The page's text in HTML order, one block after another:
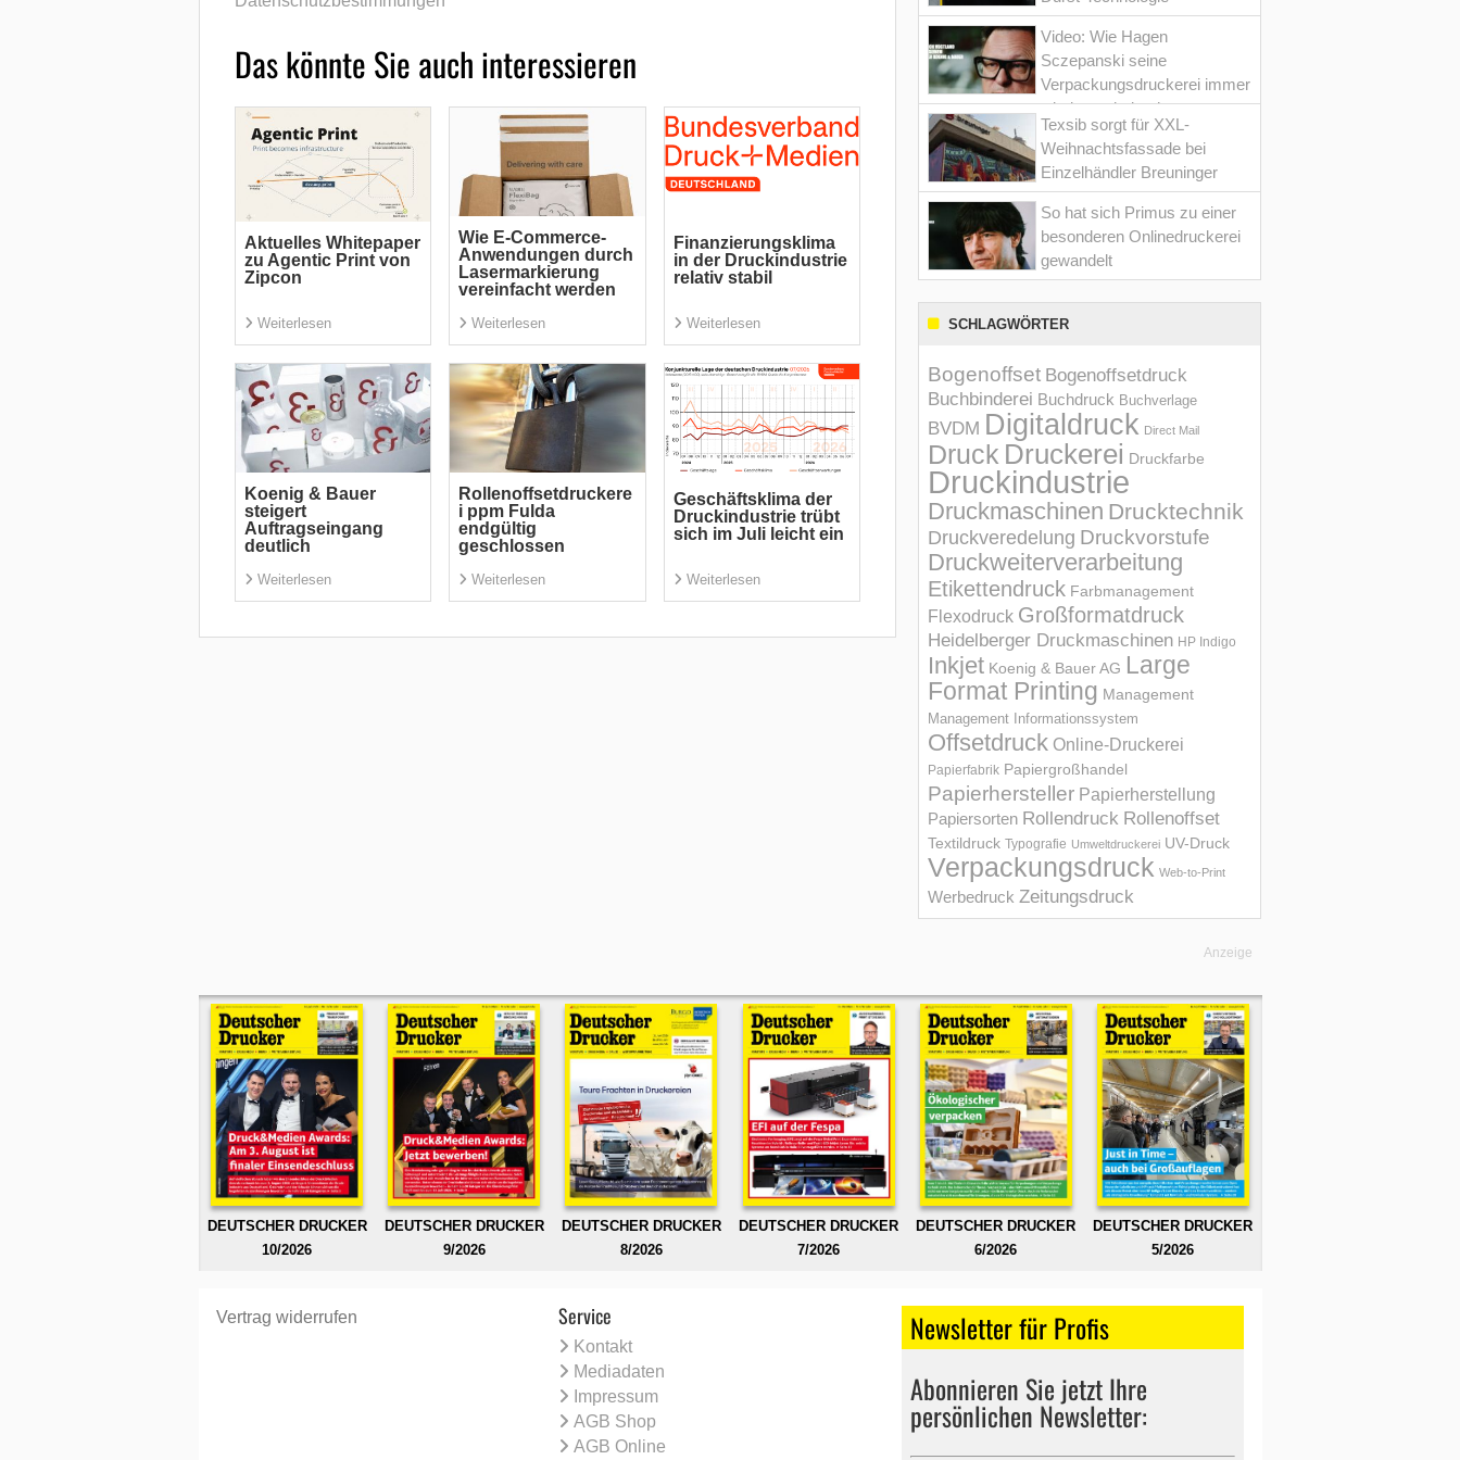
Das könnte Sie auch interessieren
Aktuelles Whitepaper
zu Agentic Print von
Zipcon
Weiterlesen
Wie E-Commerce-
Anwendungen durch
Lasermarkierung
vereinfacht werden
Weiterlesen
Finanzierungsklima
in der Druckindustrie
relativ stabil
Weiterlesen
Koenig & Bauer
steigert
Auftragseingang
deutlich
Weiterlesen
Rollenoffsetdruckere
i ppm Fulda
endgültig
geschlossen
Weiterlesen
Geschäftsklima der
Druckindustrie trübt
sich im Juli leicht ein
Weiterlesen
Video: Wie Hagen
Sczepanski seine
Verpackungsdruckerei immer
wieder optimiert hat
Texsib sorgt für XXL-
Weihnachtsfassade bei
Einzelhändler Breuninger
So hat sich Primus zu einer
besonderen Onlinedruckerei
gewandelt
SCHLAGWÖRTER
Bogenoffset Bogenoffsetdruck
Buchbinderei Buchdruck Buchverlage
BVDM Digitaldruck Direct Mail
Druck Druckerei Druckfarbe
Druckindustrie
Druckmaschinen Drucktechnik
Druckveredelung Druckvorstufe
Druckweiterverarbeitung
Etikettendruck Farbmanagement
Flexodruck Großformatdruck
Heidelberger Druckmaschinen HP Indigo
Inkjet Koenig & Bauer AG Large
Format Printing Management
Management Informations­system
Offsetdruck Online-Druckerei
Papierfabrik Papiergroßhandel
Papierhersteller Papierherstellung
Papiersorten Rollendruck Rollenoffset
Textildruck Typografie Umweltdruckerei UV-Druck
Verpackungsdruck Web-to-Print
Werbedruck Zeitungsdruck
Anzeige
DEUTSCHER DRUCKER
10/2026
DEUTSCHER DRUCKER
9/2026
DEUTSCHER DRUCKER
8/2026
DEUTSCHER DRUCKER
7/2026
DEUTSCHER DRUCKER
6/2026
DEUTSCHER DRUCKER
5/2026
Vertrag widerrufen Service
Kontakt
Mediadaten
Impressum
AGB Shop
AGB Online
Newsletter für Profis
Abonnieren Sie jetzt Ihre
persönlichen Newsletter: